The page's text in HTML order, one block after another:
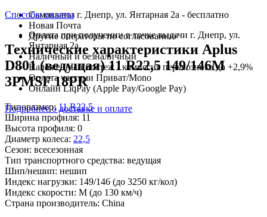
Самовывоз г. Днепр, ул. Янтарная 2а - бесплатно
Новая Почта
Другие операторы по согласованию
Способы оплаты
Оплата при получении в точке выдачи г. Днепр, ул.
Янтарная 2а
Наличный и безналичный
Наложенный платеж - комиссия перевозчика до +2,9%
Оплата частями Приват/Mono
Онлайн LiqPay (Apple Pay/Google Pay)
Подробнее о доставке и оплате
Технические характеристики Aplus
D801 (ведущая) 11 R22,5 149/146M
3PMSF 18PR
Типоразмер: 11 R22,5
Ширина профиля: 11
Высота профиля: 0
Диаметр колеса: 22,5
Сезон: всесезонная
Тип транспортного средства: ведущая
Шип/нешип: нешип
Индекс нагрузки: 149/146 (до 3250 кг/кол)
Индекс скорости: M (до 130 км/ч)
Страна производитель: China